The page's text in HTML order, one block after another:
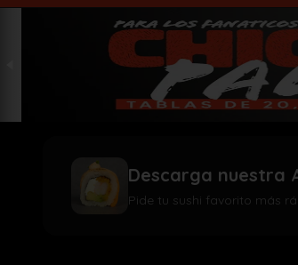
Descarga nuestra
Pide tu sushi favorito más